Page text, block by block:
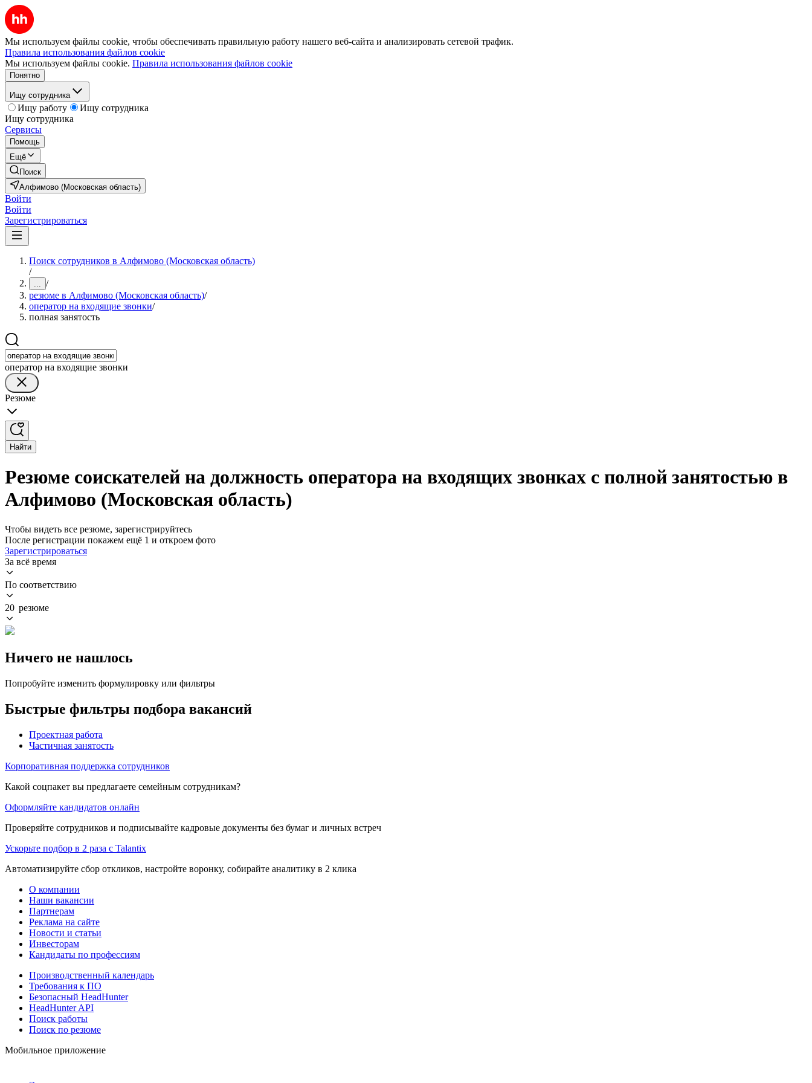
Мы используем файлы cookie, чтобы обеспечивать правильную работу нашего веб-сайта и анализировать сетевой трафик.
Правила использования файлов cookie
Мы используем файлы cookie. Правила использования файлов cookie
Понятно
Ищу сотрудника
Ищу работу
Ищу сотрудника
Ищу сотрудника
Сервисы
Помощь
Ещё
Поиск
Алфимово (Московская область)
Войти
Войти
Зарегистрироваться
Поиск сотрудников в Алфимово (Московская область)
/
... /
резюме в Алфимово (Московская область)/
оператор на входящие звонки/
полная занятость
оператор на входящие звонки
Резюме
Найти
Резюме соискателей на должность оператора на входящих звонках с полной занятостью в
Алфимово (Московская область)
Чтобы видеть все резюме, зарегистрируйтесь
После регистрации покажем ещё 1 и откроем фото
Зарегистрироваться
За всё время
По соответствию
20 резюме
Ничего не нашлось
Попробуйте изменить формулировку или фильтры
Быстрые фильтры подбора вакансий
Проектная работа
Частичная занятость
Корпоративная поддержка сотрудников
Какой соцпакет вы предлагаете семейным сотрудникам?
Оформляйте кандидатов онлайн
Проверяйте сотрудников и подписывайте кадровые документы без бумаг и личных встреч
Ускорьте подбор в 2 раза с Talantix
Автоматизируйте сбор откликов, настройте воронку, собирайте аналитику в 2 клика
О компании
Наши вакансии
Партнерам
Реклама на сайте
Новости и статьи
Инвесторам
Кандидаты по профессиям
Производственный календарь
Требования к ПО
Безопасный HeadHunter
HeadHunter API
Поиск работы
Поиск по резюме
Мобильное приложение